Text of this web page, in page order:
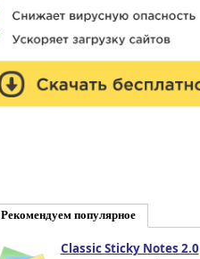
Рекомендуем популярное
Classic Sticky Notes 2.0